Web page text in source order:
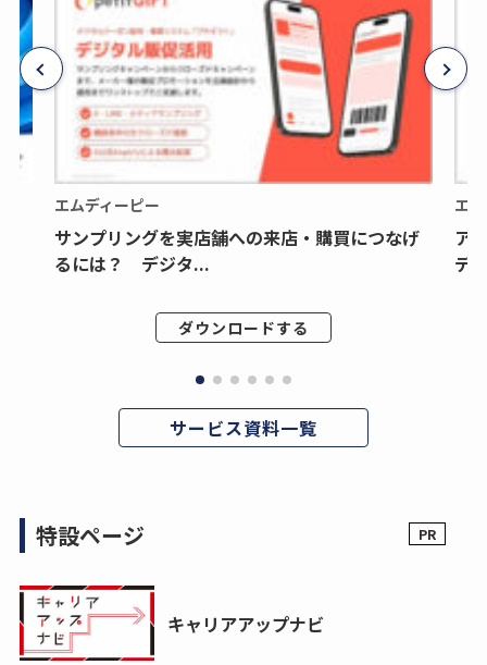
エムディーピー
サンプリングを実店舗への来店・購買につなげ
るには？ デジタ...
ダウンロードする
エ
ア
デ
サービス資料一覧
特設ページ
キャリアアップナビ